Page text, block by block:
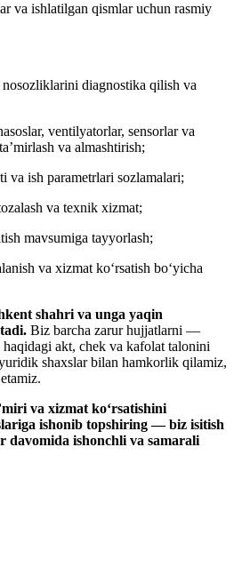
va ishlatilgan qismlar uchun rasmiy
diagnostika qilish va
ventilyatorlar, sensorlar va
va almashtirish;
va ish parametrlari sozlamalari;
va texnik xizmat;
mavsumiga tayyorlash;
va xizmat ko‘rsatish bo‘yicha
shahri va unga yaqin
Biz barcha zarur hujjatlarni —
akt, chek va kafolat talonini
shaxslar bilan hamkorlik qilamiz,
va xizmat ko‘rsatishini
ishonib topshiring — biz isitish
davomida ishonchli va samarali